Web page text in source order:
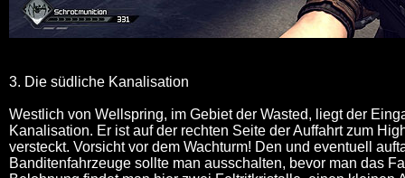
3. Die südliche Kanalisation
Westlich von Wellspring, im Gebiet der Wasted, liegt der
Kanalisation. Er ist auf der rechten Seite der Auffahrt zum
versteckt. Vorsicht vor dem Wachturm! Den und eventuell
Banditenfahrzeuge sollte man ausschalten, bevor man das